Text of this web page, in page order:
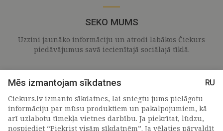
SEKO MUMS
Uzzini jaunāko informāciju un atrodi labākos Čiekurs
piedāvājumus savā iecienītajā sociālajā tīklā.
Mēs izmantojam sīkdatnes
RU
Ciekurs.lv izmanto sīkdatnes, lai sniegtu jums pielāgotu
informāciju par mūsu produktiem un pakalpojumiem, kā
arī uzlabotu tīmekļa vietnes darbību. Ja piekrītat, lūdzu,
nospiediet “Piekrist visām sīkdatnēm”. Ja vēlaties pārvaldīt